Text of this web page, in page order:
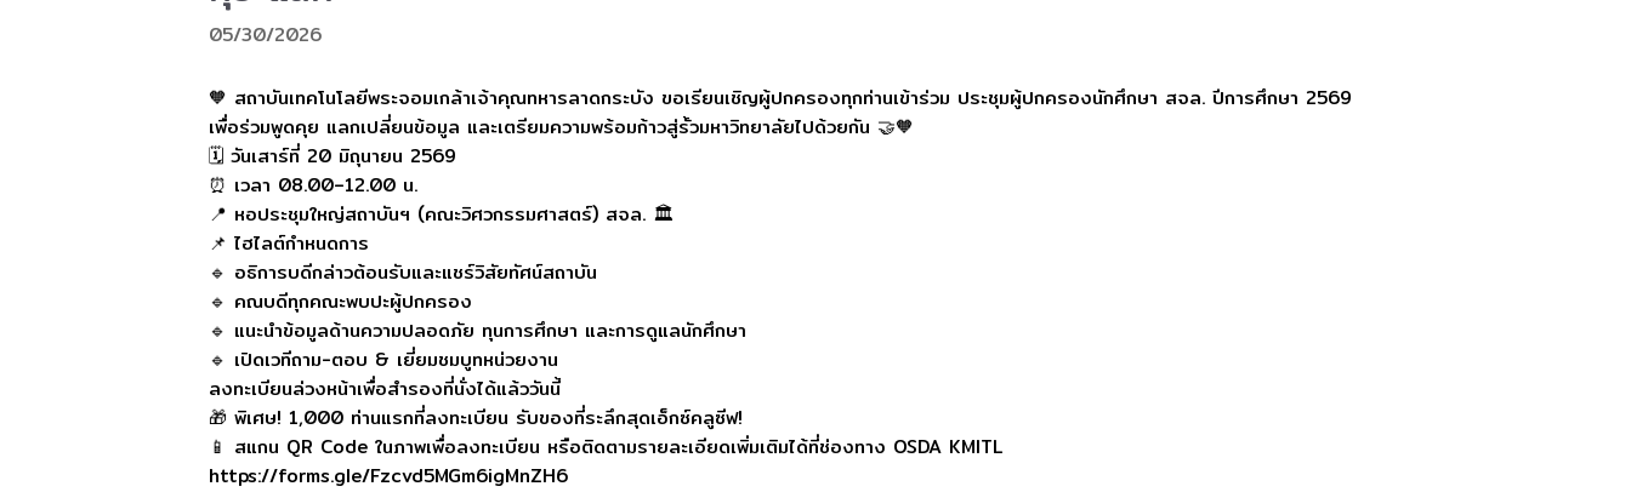
05/30/2026
🧡 สถาบันเทคโนโลยีพระจอมเกล้าเจ้าคุณทหารลาดกระบัง ขอเรียนเชิญผู้ปกครองทุกท่านเข้าร่วม ประชุมผู้ปกครองนักศึกษา สจล. ปีการศึกษา 2569
เพื่อร่วมพูดคุย แลกเปลี่ยนข้อมูล และเตรียมความพร้อมก้าวสู่รั้วมหาวิทยาลัยไปด้วยกัน 🤝🧡
🗓 วันเสาร์ที่ 20 มิถุนายน 2569
⏰ เวลา 08.00–12.00 น.
📍 หอประชุมใหญ่สถาบันฯ (คณะวิศวกรรมศาสตร์) สจล. 🏛️
📌 ไฮไลต์กำหนดการ
🔹 อธิการบดีกล่าวต้อนรับและแชร์วิสัยทัศน์สถาบัน
🔹 คณบดีทุกคณะพบปะผู้ปกครอง
🔹 แนะนำข้อมูลด้านความปลอดภัย ทุนการศึกษา และการดูแลนักศึกษา
🔹 เปิดเวทีถาม-ตอบ & เยี่ยมชมบูทหน่วยงาน
ลงทะเบียนล่วงหน้าเพื่อสำรองที่นั่งได้แล้ววันนี้
🎁 พิเศษ! 1,000 ท่านแรกที่ลงทะเบียน รับของที่ระลึกสุดเอ็กซ์คลูซีฟ!
📱 สแกน QR Code ในภาพเพื่อลงทะเบียน หรือติดตามรายละเอียดเพิ่มเติมได้ที่ช่องทาง OSDA KMITL
https://forms.gle/Fzcvd5MGm6igMnZH6